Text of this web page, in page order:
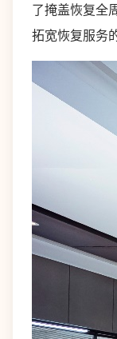
了掩盖恢复全
拓宽恢复服务